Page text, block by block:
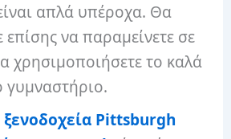
απλά υπέροχα. Θα
να παραμείνετε σε
χρησιμοποιήσετε το καλά
γυμναστήριο.
Pittsburgh